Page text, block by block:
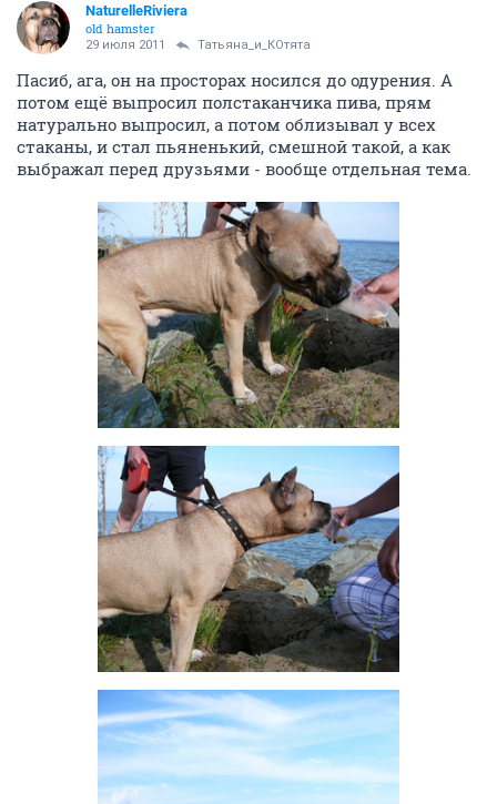
NaturelleRiviera
old hamster
29 июля 2011 Татьяна_и_КОтята
Пасиб, ага, он на просторах носился до одурения. А
потом ещё выпросил полстаканчика пива, прям
натурально выпросил, а потом облизывал у всех
стаканы, и стал пьяненький, смешной такой, а как
выбражал перед друзьями - вообще отдельная тема.